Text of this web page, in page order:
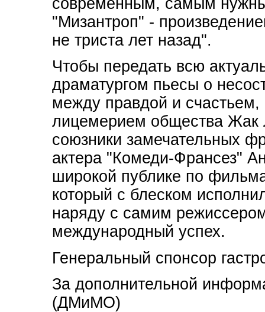
"Мизантроп" -
не триста лет назад".
Чтобы передать всю
драматургом пьесы о
между правдой и
лицемерием общества Жак
союзники замечательных
актера "Комеди-Франсез"
широкой публике по
который с блеском
наряду с самим
международный успех.
Генеральный спонсор
За дополнительной
(ДМиМО)